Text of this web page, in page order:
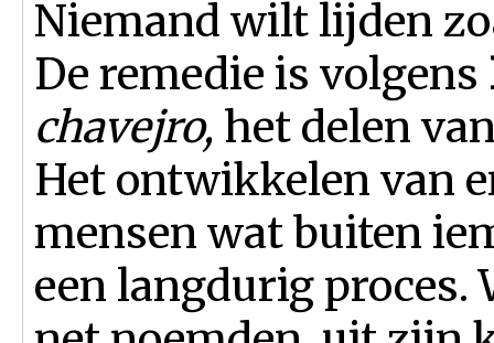
Niemand wilt lijden
De remedie is volgens
chavejro, het delen
Het ontwikkelen van
mensen wat buiten
een langdurig proces.